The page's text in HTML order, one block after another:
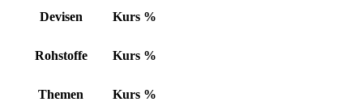
Devisen Kurs %
Rohstoffe Kurs %
Themen Kurs %